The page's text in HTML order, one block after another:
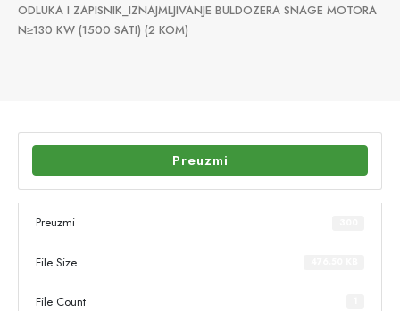
ODLUKA I ZAPISNIK_IZNAJMLJIVANJE BULDOZERA SNAGE MOTORA
N≥130 KW (1500 SATI) (2 KOM)
Preuzmi
Preuzmi
File Size
File Count